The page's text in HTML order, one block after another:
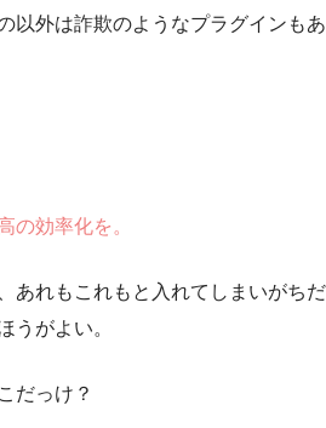
以外は詐欺のようなプラグインもあ
の効率化を。
あれもこれもと入れてしまいがちだ
うがよい。
だっけ？